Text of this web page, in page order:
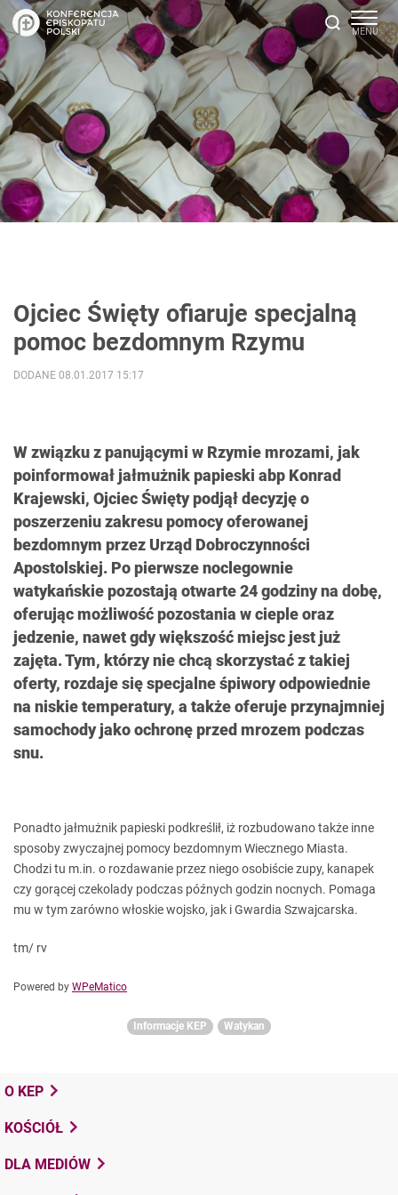
Ojciec Święty ofiaruje specjalną
pomoc bezdomnym Rzymu
W związku z panującymi w Rzymie mrozami, jak
poinformował jałmużnik papieski abp Konrad
Krajewski, Ojciec Święty podjął decyzję o
poszerzeniu zakresu pomocy oferowanej
bezdomnym przez Urząd Dobroczynności
Apostolskiej. Po pierwsze noclegownie
watykańskie pozostają otwarte 24 godziny na dobę,
oferując możliwość pozostania w cieple oraz
jedzenie, nawet gdy większość miejsc jest już
zajęta. Tym, którzy nie chcą skorzystać z takiej
oferty, rozdaje się specjalne śpiwory odpowiednie
na niskie temperatury, a także oferuje przynajmniej
samochody jako ochronę przed mrozem podczas
snu.
DODANE 08.01.2017 15:17
Ponadto jałmużnik papieski podkreślił, iż rozbudowano także inne
sposoby zwyczajnej pomocy bezdomnym Wiecznego Miasta.
Chodzi tu m.in. o rozdawanie przez niego osobiście zupy, kanapek
czy gorącej czekolady podczas późnych godzin nocnych. Pomaga
mu w tym zarówno włoskie wojsko, jak i Gwardia Szwajcarska.
tm/ rv
Powered by WPeMatico
Informacje KEP Watykan
O KEP
KOŚCIÓŁ
DLA MEDIÓW